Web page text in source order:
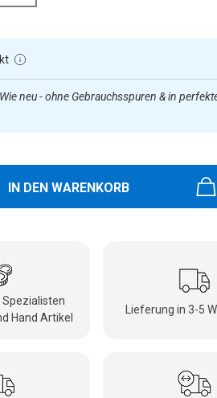
Wie neu - ohne Gebrauchsspuren & in
IN DEN WARENKORB
Hand Artikel
Lieferung in 3-5